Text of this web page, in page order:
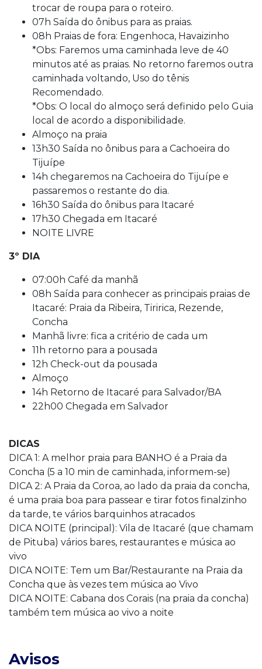
trocar de roupa para o roteiro.
07h Saída do ônibus para as praias.
08h Praias de fora: Engenhoca, Havaizinho
*Obs: Faremos uma caminhada leve de 40
minutos até as praias. No retorno faremos outra
caminhada voltando, Uso do tênis
Recomendado.
*Obs: O local do almoço será definido pelo Guia
local de acordo a disponibilidade.
Almoço na praia
13h30 Saída no ônibus para a Cachoeira do
Tijuípe
14h chegaremos na Cachoeira do Tijuípe e
passaremos o restante do dia.
16h30 Saída do ônibus para Itacaré
17h30 Chegada em Itacaré
NOITE LIVRE
3º DIA
07:00h Café da manhã
08h Saída para conhecer as principais praias de
Itacaré: Praia da Ribeira, Tiririca, Rezende,
Concha
Manhã livre: fica a critério de cada um
11h retorno para a pousada
12h Check-out da pousada
Almoço
14h Retorno de Itacaré para Salvador/BA
22h00 Chegada em Salvador
DICAS
DICA 1: A melhor praia para BANHO é a Praia da
Concha (5 a 10 min de caminhada, informem-se)
DICA 2: A Praia da Coroa, ao lado da praia da concha,
é uma praia boa para passear e tirar fotos finalzinho
da tarde, te vários barquinhos atracados
DICA NOITE (principal): Vila de Itacaré (que chamam
de Pituba) vários bares, restaurantes e música ao
vivo
DICA NOITE: Tem um Bar/Restaurante na Praia da
Concha que às vezes tem música ao Vivo
DICA NOITE: Cabana dos Corais (na praia da concha)
também tem música ao vivo a noite
Avisos